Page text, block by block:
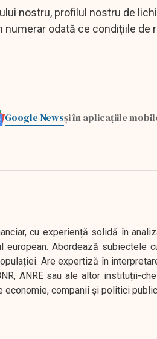
nostru, profilul nostru de
odată ce condițiile de
Google Newsși în aplicațiile
cu experiență solidă în
Abordează subiectele
Are expertiză în
ANRE sau ale altor instituții-
economie, companii și politici